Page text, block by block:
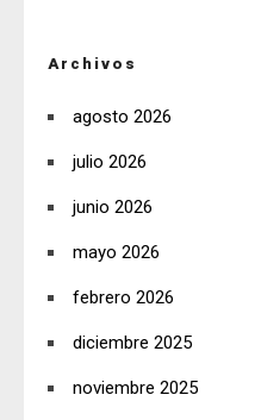
Archivos
agosto 2026
julio 2026
junio 2026
mayo 2026
febrero 2026
diciembre 2025
noviembre 2025